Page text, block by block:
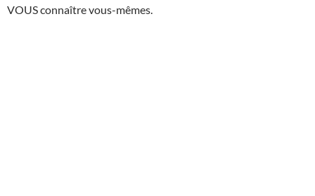
VOUS connaître vous-mêmes.